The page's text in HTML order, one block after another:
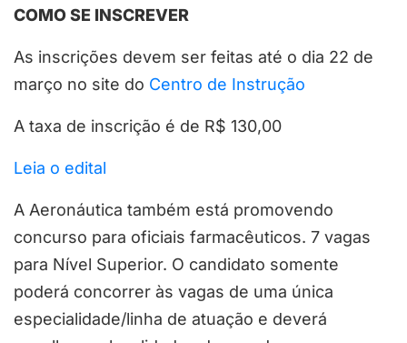
COMO SE INSCREVER
As inscrições devem ser feitas até o dia 22 de
março no site do Centro de Instrução
A taxa de inscrição é de R$ 130,00
Leia o edital
A Aeronáutica também está promovendo
concurso para oficiais farmacêuticos. 7 vagas
para Nível Superior. O candidato somente
poderá concorrer às vagas de uma única
especialidade/linha de atuação e deverá